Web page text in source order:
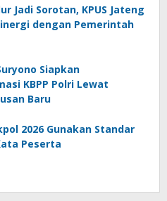
Jadi Sorotan, KPUS Jateng
dengan Pemerintah
Siapkan
KBPP Polri Lewat
Baru
2026 Gunakan Standar
Peserta